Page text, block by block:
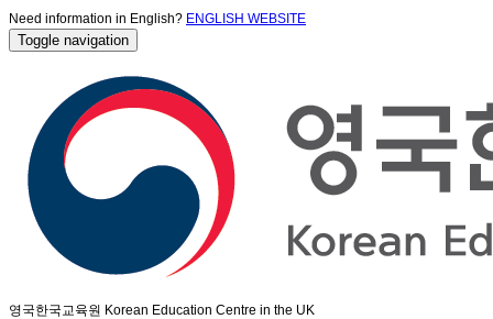
Need information in English? ENGLISH WEBSITE
Toggle navigation
영국한국교육원 Korean Education Centre in the UK